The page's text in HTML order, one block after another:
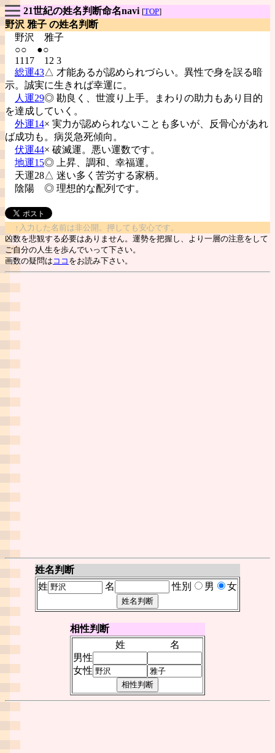
21世紀の姓名判断命名navi [TOP]
野沢 雅子 の姓名判断
野沢 雅子
○○ ●○
1117 12 3
総運43△ 才能あるが認められづらい。異性で身を誤る暗
示。誠実に生きれば幸運に。
人運29◎ 勘良く、世渡り上手。まわりの助力もあり目的
を達成していく。
外運14× 実力が認められないことも多いが、反骨心があれ
ば成功も。病災急死傾向。
伏運44× 破滅運。悪い運数です。
地運15◎ 上昇、調和、幸福運。
天運28△ 迷い多く苦労する家柄。
陰陽 ◎ 理想的な配列です。
↑入力した名前は非公開。押しても安心です。
凶数を悲観する必要はありません。運勢を把握し、より一層の注意をして
ご自分の人生を歩んでいって下さい。
画数の疑問は ココ をお読み下さい。
姓名判断
姓
名 性別 男 女
相性判断
姓
名
男性
女性